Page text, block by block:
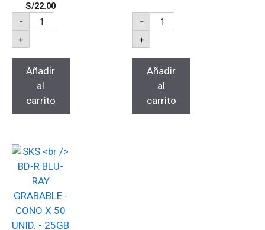
S/22.00
-
+
Añadir
al
carrito
-
+
Añadir
al
carrito